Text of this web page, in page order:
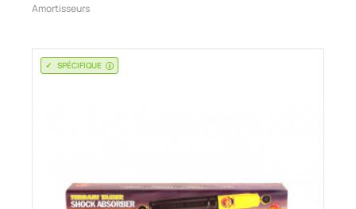
Amortisseurs
SPÉCIFIQUE